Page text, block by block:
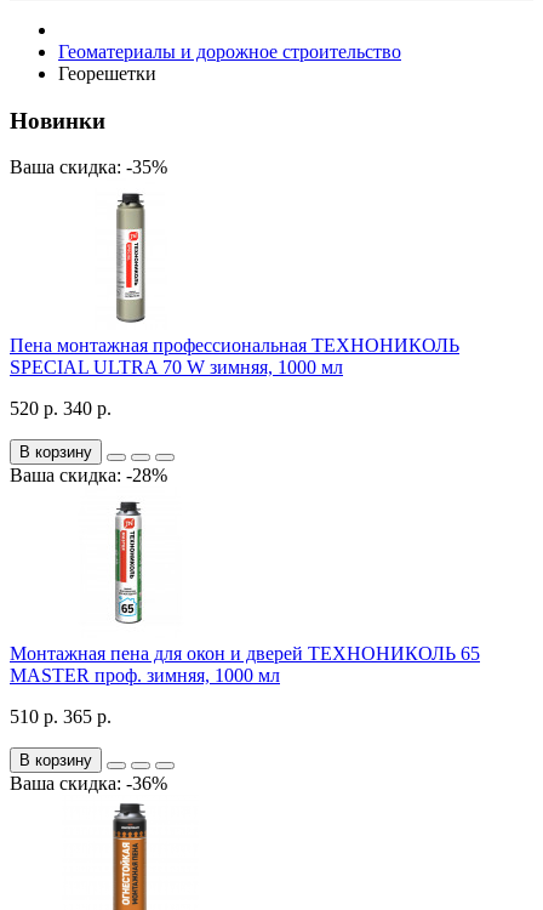
Геоматериалы и дорожное строительство
Георешетки
Новинки
Ваша скидка: -35%
Пена монтажная профессиональная ТЕХНОНИКОЛЬ
SPECIAL ULTRA 70 W зимняя, 1000 мл
520 р. 340 р.
В корзину
Ваша скидка: -28%
Монтажная пена для окон и дверей ТЕХНОНИКОЛЬ 65
MASTER проф. зимняя, 1000 мл
510 р. 365 р.
В корзину
Ваша скидка: -36%